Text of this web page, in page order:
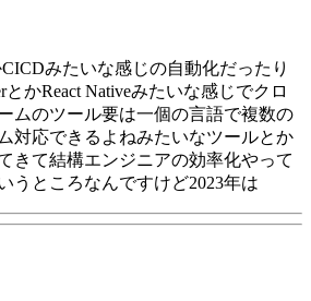
みたいな感じの自動化だったり
とかReact Nativeみたいな感じでクロ
ムのツール要は一個の言語で複数の
対応できるよねみたいなツールとか
きて結構エンジニアの効率化やって
うところなんですけど2023年は